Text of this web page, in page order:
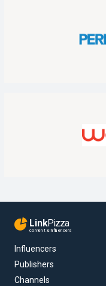
LinkPizza
content & influencers
Influencers
Publishers
Channels